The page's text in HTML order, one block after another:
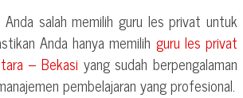
Anda salah memilih guru les privat untuk
Anda hanya memilih guru les privat
– Bekasi yang sudah berpengalaman
pembelajaran yang profesional.